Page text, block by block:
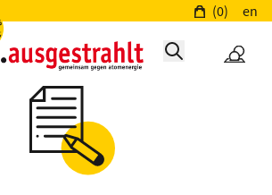
(0) en